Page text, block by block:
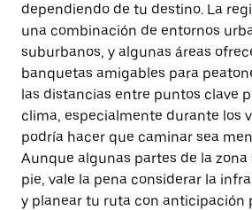
dependiendo de tu destino. La
una combinación de entornos
suburbanos, y algunas áreas
banquetas amigables para
las distancias entre puntos clave
clima, especialmente durante los
podría hacer que caminar sea
Aunque algunas partes de la zona
pie, vale la pena considerar la
y planear tu ruta con anticipación